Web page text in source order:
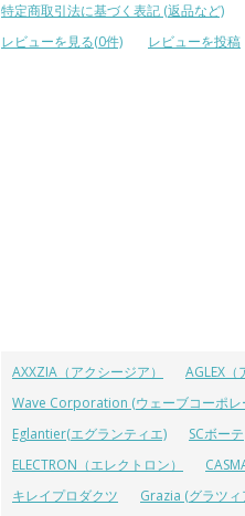
特定商取引法に基づく表記 (返品など)
レビューを見る(0件)
レビューを投稿
AXXZIA（アクシージア） AGLEX（
Wave Corporation (ウェーブコーポレ
Eglantier(エグランティエ)
SCボーテ
ELECTRON（エレクトロン）
キレイプロダクツ
Grazia (グラツィ